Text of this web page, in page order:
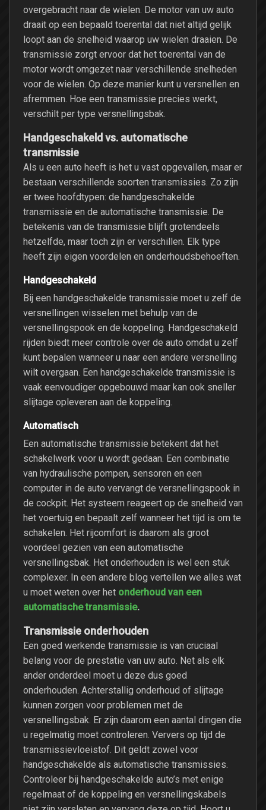
overgebracht naar de wielen. De motor van uw auto
draait op een bepaald toerental dat niet altijd gelijk
loopt aan de snelheid waarop uw wielen draaien. De
transmissie zorgt ervoor dat het toerental van de
motor wordt omgezet naar verschillende snelheden
voor de wielen. Op deze manier kunt u versnellen en
afremmen. Hoe een transmissie precies werkt,
verschilt per type versnellingsbak.
Handgeschakeld vs. automatische
transmissie
Als u een auto heeft is het u vast opgevallen, maar er
bestaan verschillende soorten transmissies. Zo zijn
er twee hoofdtypen: de handgeschakelde
transmissie en de automatische transmissie. De
betekenis van de transmissie blijft grotendeels
hetzelfde, maar toch zijn er verschillen. Elk type
heeft zijn eigen voordelen en onderhoudsbehoeften.
Handgeschakeld
Bij een handgeschakelde transmissie moet u zelf de
versnellingen wisselen met behulp van de
versnellingspook en de koppeling. Handgeschakeld
rijden biedt meer controle over de auto omdat u zelf
kunt bepalen wanneer u naar een andere versnelling
wilt overgaan. Een handgeschakelde transmissie is
vaak eenvoudiger opgebouwd maar kan ook sneller
slijtage opleveren aan de koppeling.
Automatisch
Een automatische transmissie betekent dat het
schakelwerk voor u wordt gedaan. Een combinatie
van hydraulische pompen, sensoren en een
computer in de auto vervangt de versnellingspook in
de cockpit. Het systeem reageert op de snelheid van
het voertuig en bepaalt zelf wanneer het tijd is om te
schakelen. Het rijcomfort is daarom als groot
voordeel gezien van een automatische
versnellingsbak. Het onderhouden is wel een stuk
complexer. In een andere blog vertellen we alles wat
u moet weten over het onderhoud van een
automatische transmissie.
Transmissie onderhouden
Een goed werkende transmissie is van cruciaal
belang voor de prestatie van uw auto. Net als elk
ander onderdeel moet u deze dus goed
onderhouden. Achterstallig onderhoud of slijtage
kunnen zorgen voor problemen met de
versnellingsbak. Er zijn daarom een aantal dingen die
u regelmatig moet controleren. Ververs op tijd de
transmissievloeistof. Dit geldt zowel voor
handgeschakelde als automatische transmissies.
Controleer bij handgeschakelde auto’s met enige
regelmaat of de koppeling en versnellingskabels